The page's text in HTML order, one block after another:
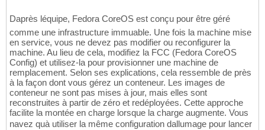
Daprès léquipe, Fedora CoreOS est conçu pour être géré
comme une infrastructure immuable. Une fois la machine mise
en service, vous ne devez pas modifier ou reconfigurer la
machine. Au lieu de cela, modifiez la FCC (Fedora CoreOS
Config) et utilisez-la pour provisionner une machine de
remplacement. Selon ses explications, cela ressemble de près
à la façon dont vous gérez un conteneur. Les images de
conteneur ne sont pas mises à jour, mais elles sont
reconstruites à partir de zéro et redéployées. Cette approche
facilite la montée en charge lorsque la charge augmente. Vous
navez quà utiliser la même configuration dallumage pour lancer